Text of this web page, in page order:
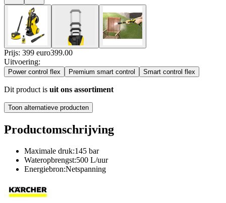
Prijs: 399 euro399.00
Uitvoering:
Power control flex Premium smart control Smart control flex
Dit product is uit ons assortiment
Toon alternatieve producten
Productomschrijving
Maximale druk:145 bar
Wateropbrengst:500 L/uur
Energiebron:Netspanning